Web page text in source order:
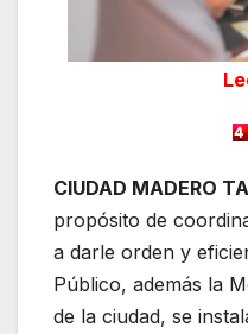
CIUDAD MADERO
propósito de
a darle orden y
Público, además la
de la ciudad, se